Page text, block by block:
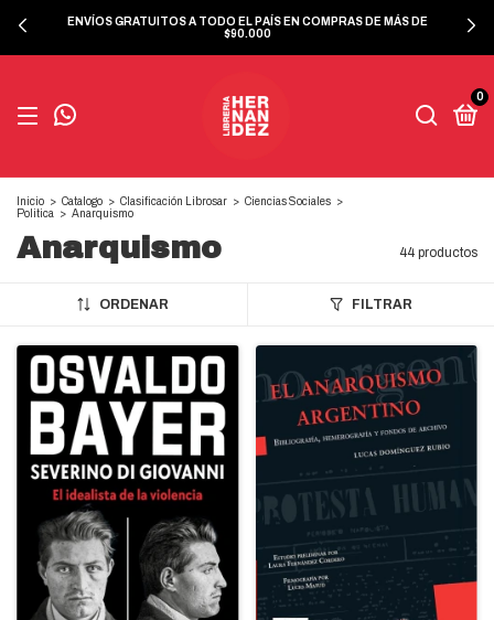
ENVÍOS GRATUITOS A TODO EL PAÍS EN COMPRAS DE MÁS DE
$90.000
0
Inicio > Catalogo > Clasificación Librosar > Ciencias Sociales >
Politica
> Anarquismo
Anarquismo 44 productos
ORDENAR FILTRAR